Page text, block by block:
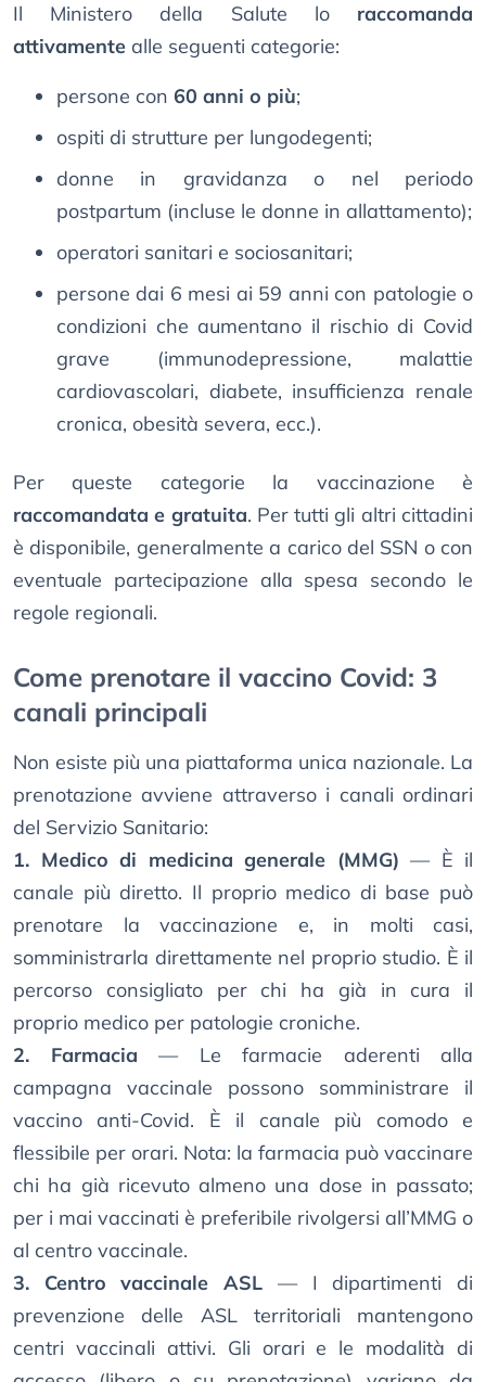
Il Ministero della Salute lo raccomanda
attivamente alle seguenti categorie:
persone con 60 anni o più;
ospiti di strutture per lungodegenti;
donne in gravidanza o nel periodo
postpartum (incluse le donne in allattamento);
operatori sanitari e sociosanitari;
persone dai 6 mesi ai 59 anni con patologie o
condizioni che aumentano il rischio di Covid
grave (immunodepressione, malattie
cardiovascolari, diabete, insufficienza renale
cronica, obesità severa, ecc.).
Per queste categorie la vaccinazione è
raccomandata e gratuita. Per tutti gli altri cittadini
è disponibile, generalmente a carico del SSN o con
eventuale partecipazione alla spesa secondo le
regole regionali.
Come prenotare il vaccino Covid: 3
canali principali
Non esiste più una piattaforma unica nazionale. La
prenotazione avviene attraverso i canali ordinari
del Servizio Sanitario:
1. Medico di medicina generale (MMG) — È il
canale più diretto. Il proprio medico di base può
prenotare la vaccinazione e, in molti casi,
somministrarla direttamente nel proprio studio. È il
percorso consigliato per chi ha già in cura il
proprio medico per patologie croniche.
2. Farmacia — Le farmacie aderenti alla
campagna vaccinale possono somministrare il
vaccino anti-Covid. È il canale più comodo e
flessibile per orari. Nota: la farmacia può vaccinare
chi ha già ricevuto almeno una dose in passato;
per i mai vaccinati è preferibile rivolgersi all’MMG o
al centro vaccinale.
3. Centro vaccinale ASL — I dipartimenti di
prevenzione delle ASL territoriali mantengono
centri vaccinali attivi. Gli orari e le modalità di